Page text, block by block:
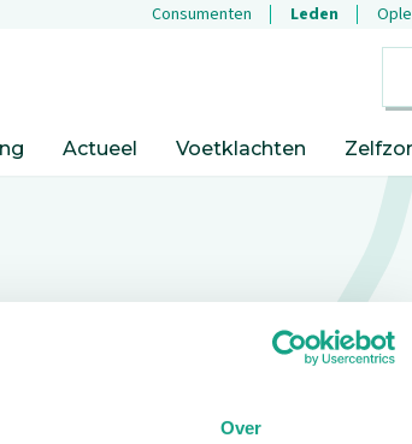
Over
Consumenten Leden
Actueel Voetklachten